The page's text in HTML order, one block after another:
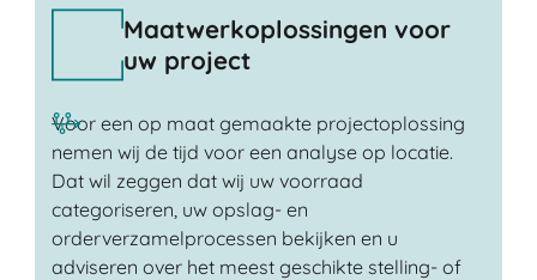
Maatwerkoplossingen voor
uw project
Voor een op maat gemaakte projectoplossing
nemen wij de tijd voor een analyse op locatie.
Dat wil zeggen dat wij uw voorraad
categoriseren, uw opslag- en
orderverzamelprocessen bekijken en u
adviseren over het meest geschikte stelling- of